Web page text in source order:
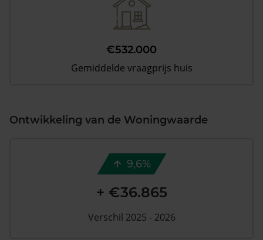
€532.000
Gemiddelde vraagprijs huis
Ontwikkeling van de Woningwaarde
9,6%
+ €36.865
Verschil 2025 - 2026